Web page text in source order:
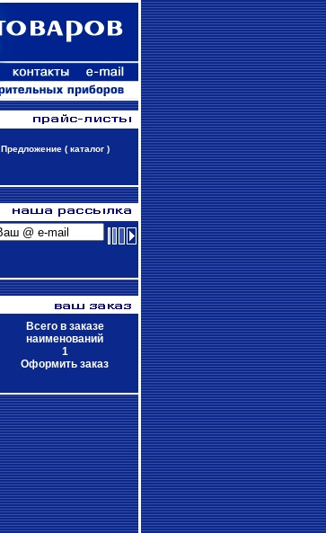
Предложение ( каталог )
Всего в заказе
наименований
1
Оформить заказ